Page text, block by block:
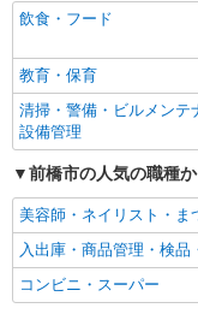
フリーター歓迎
ブランクOK
エルダー（50代～）活躍
高収入・高額
昇給あり
フルタイム歓迎
駅直結・駅チカ
バイク通勤OK
残業少なめ（月20h未満
飲食・フード
教育・保育
清掃・警備・ビルメンテ
設備管理
前橋市の人気の職種
美容師・ネイリスト・ま
入出庫・商品管理・検品
コンビニ・スーパー